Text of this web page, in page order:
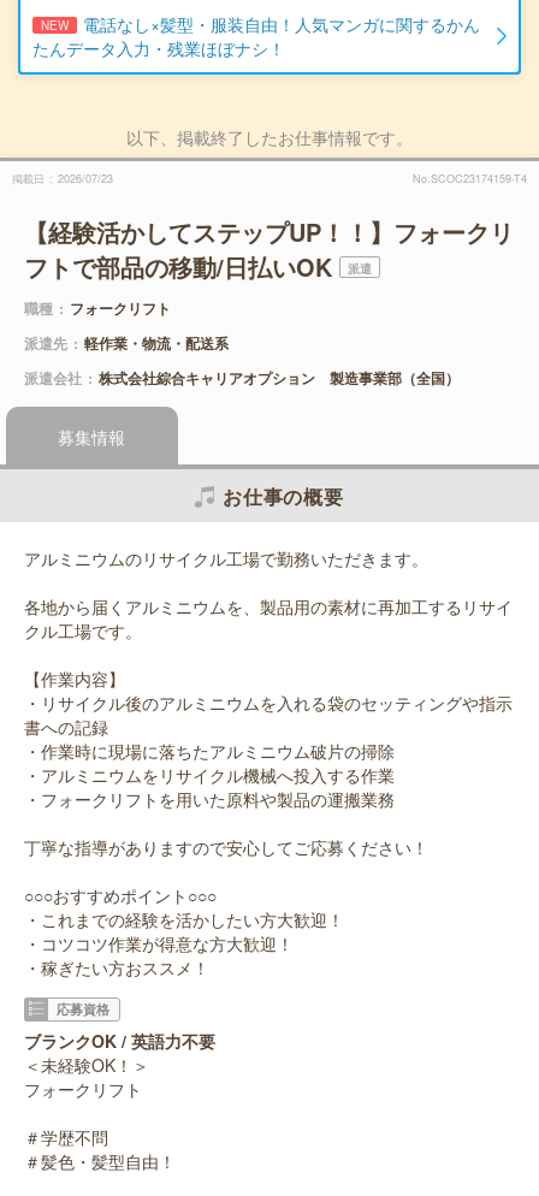
NEW
電話なし×髪型・服装自由！人気マンガに関するかん
たんデータ入力・残業ほぼナシ！
以下、掲載終了したお仕事情報です。
掲載日 2026/07/23 No.SCOC23174159-T4
【経験活かしてステップUP！！】フォークリ
フトで部品の移動/日払いOK
派遣
職種
フォークリフト
派遣先
軽作業・物流・配送系
派遣会社
株式会社綜合キャリアオプション 製造事業部（全国）
募集情報
お仕事の概要
アルミニウムのリサイクル工場で勤務いただきます。
各地から届くアルミニウムを、製品用の素材に再加工するリサイ
クル工場です。
【作業内容】
・リサイクル後のアルミニウムを入れる袋のセッティングや指示
書への記録
・作業時に現場に落ちたアルミニウム破片の掃除
・アルミニウムをリサイクル機械へ投入する作業
・フォークリフトを用いた原料や製品の運搬業務
丁寧な指導がありますので安心してご応募ください！
○○○おすすめポイント○○○
・これまでの経験を活かしたい方大歓迎！
・コツコツ作業が得意な方大歓迎！
・稼ぎたい方おススメ！
応募資格
ブランクOK / 英語力不要
＜未経験OK！＞
フォークリフト
＃学歴不問
＃髪色・髪型自由！